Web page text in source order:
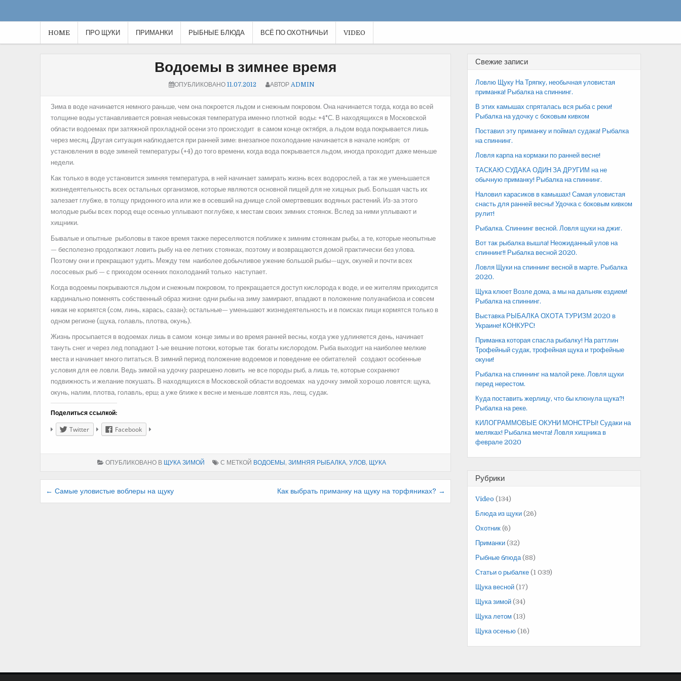
HOME ПРО ЩУКИ ПРИМАНКИ РЫБНЫЕ БЛЮДА ВСЁ ПО ОХОТНИЧЬИ VIDEO
Водоемы в зимнее время
ОПУБЛИКОВАНО 11.07.2012 АВТОР ADMIN
Зима в воде начинается немного раньше, чем она покроется льдом и снежным покровом. Она начинается тогда, когда во всей
толщине воды устанавливается ровная невысокая температура именно плотной воды: +4°С. В находящихся в Московской
области водоемах при затяжной прохладной осени это происходит в самом конце октября, а льдом вода покрывается лишь
через месяц. Другая ситуация наблюдается при ранней зиме: внезапное похолодание начинается в начале ноября; от
установления в воде зимней температуры (+4) до того времени, когда вода покрывается льдом, иногда проходит даже меньше
недели.
Как только в воде установится зимняя температура, в ней начинает замирать жизнь всех водорослей, а так же уменьшается
жизнедеятельность всех остальных организмов, которые являются основной пищей для не хищных рыб. Большая часть их
залезает глубже, в толщу придонного ила или же в осевший на днище слой омертвевших водяных растений. Из-за этого
молодые рыбы всех пород еще осенью уплывают поглубже, к местам своих зимних стоянок. Вслед за ними уплывают и
хищники.
Бывалые и опытные рыболовы в такое время также переселяются поближе к зимним стоянкам рыбы, а те, которые неопытные
— бесполезно продолжают ловить рыбу на ее летних стоянках, поэтому и возвращаются домой практически без улова.
Поэтому они и прекращают удить. Между тем наиболее добычливое ужение большой рыбы—щук, окуней и почти всех
лососевых рыб — с приходом осенних похолоданий только наступает.
Когда водоемы покрываются льдом и снежным покровом, то прекращается доступ кислорода к воде, и ее жителям приходится
кардинально поменять собственный образ жизни: одни рыбы на зиму замирают, впадают в положение полуанабиоза и совсем
никак не кормятся (сом, линь, карась, сазан); остальные— уменьшают жизнедеятельность и в поисках пищи кормятся только в
одном регионе (щука, голавль, плотва, окунь).
Жизнь просыпается в водоемах лишь в самом конце зимы и во время ранней весны, когда уже удлиняется день, начинает
тануть снег и через лед попадают 1-ые вешние потоки, которые так богаты кислородом. Рыба выходит на наиболее мелкие
места и начинает много питаться. В зимний период положение водоемов и поведение ее обитателей создают особенные
условия для ее ловли. Ведь зимой на удочку разрешено ловить не все породы рыб, а лишь те, которые сохраняют
подвижность и желание покушать. В находящихся в Московской области водоемах на удочку зимой xopoшо ловятся: щука,
окунь, налим, плотва, голавль, ерш; а уже ближе к весне и меньше ловятся язь, лещ, судак.
Поделиться ссылкой:
Twitter Facebook
ОПУБЛИКОВАНО В ЩУКА ЗИМОЙ С МЕТКОЙ ВОДОЕМЫ, ЗИМНЯЯ РЫБАЛКА, УЛОВ, ЩУКА
Навигация
← Самые уловистые воблеры на щуку Как выбрать приманку на щуку на торфяниках? →
Свежие записи
Ловлю Щуку На Тряпку, необычная уловистая
приманка! Рыбалка на спиннинг.
В этих камышах спряталась вся рыба с реки!
Рыбалка на удочку с боковым кивком
Поставил эту приманку и поймал судака! Рыбалка
на спиннинг.
Ловля карпа на кормаки по ранней весне!
ТАСКАЮ СУДАКА ОДИН ЗА ДРУГИМ на не
обычную приманку! Рыбалка на спиннинг.
Наловил карасиков в камышах! Самая уловистая
снасть для ранней весны! Удочка с боковым кивком
рулит!
Рыбалка. Спиннинг весной. Ловля щуки на джиг.
Вот так рыбалка вышла! Неожиданный улов на
спиннинг!! Рыбалка весной 2020.
Ловля Щуки на спиннинг весной в марте. Рыбалка
2020.
Щука клюет Возле дома, а мы на дальняк ездием!
Рыбалка на спиннинг.
Выставка РЫБАЛКА ОХОТА ТУРИЗМ 2020 в
Украине! КОНКУРС!
Приманка которая спасла рыбалку! На раттлин
Трофейный судак, трофейная щука и трофейные
окуни!
Рыбалка на спиннинг на малой реке. Ловля щуки
перед нерестом.
Куда поставить жерлицу, что бы клюнула щука?!
Рыбалка на реке.
КИЛОГРАММОВЫЕ ОКУНИ МОНСТРЫ! Судаки на
меляках! Рыбалка мечта! Ловля хищника в
феврале 2020
Рубрики
Video (134)
Блюда из щуки (26)
Охотник (6)
Приманки (32)
Рыбные блюда(88)
Статьи о рыбалке (1 039)
Щука весной (17)
Щука зимой (34)
Щука летом (13)
Щука осенью (16)